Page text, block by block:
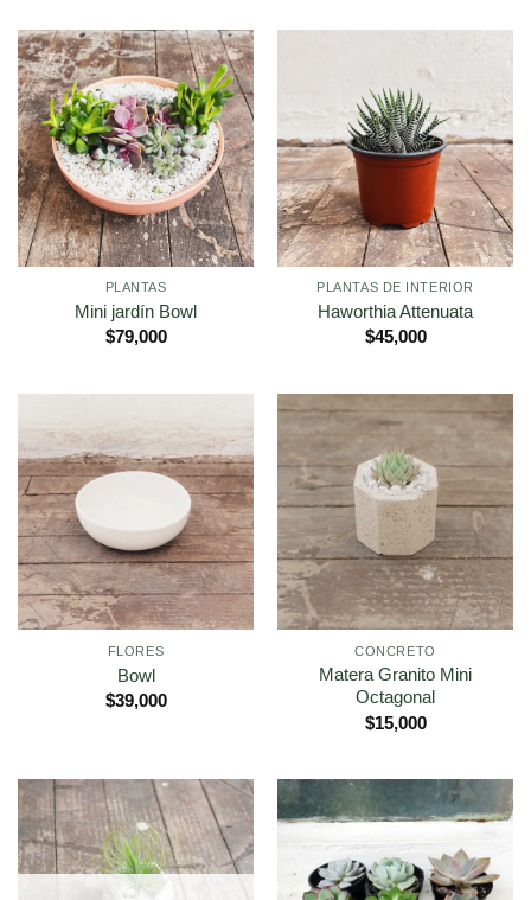
PLANTAS
Mini jardín Bowl
$79,000
PLANTAS DE INTERIOR
Haworthia Attenuata
$45,000
FLORES
Bowl
$39,000
CONCRETO
Matera Granito Mini
Octagonal
$15,000